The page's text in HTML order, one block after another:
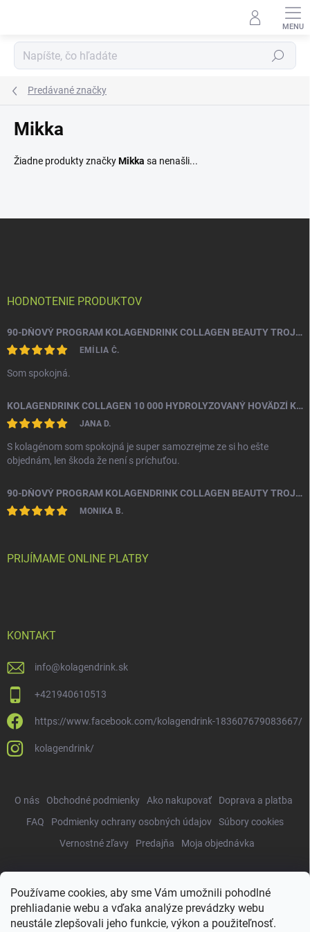
Používame cookies, aby sme Vám umožnili pohodlné
prehliadanie webu a vďaka analýze prevádzky webu
neustále zlepšovali jeho funkcie, výkon a použiteľnosť.
Hľadať
Predávané značky
Mikka
Žiadne produkty značkyMikka sa nenašli...
HODNOTENIE PRODUKTOV
90-DŇOVÝ PROGRAM KOLAGENDRINK COLLAGEN BEAUTY TROJZLOŽKOVÝ (TYP 1, 2 & 3) RYBÍ HYDROLYZOVANÝ KOLAGÉN 3 X 330 G
EMÍLIA Č.
Som spokojná.
KOLAGENDRINK COLLAGEN 10 000 HYDROLYZOVANÝ HOVÄDZÍ KOLAGÉN 300 G
JANA D.
S kolagénom som spokojná je super samozrejme ze si ho ešte
objednám, len škoda že není s príchuťou.
90-DŇOVÝ PROGRAM KOLAGENDRINK COLLAGEN BEAUTY TROJZLOŽKOVÝ (TYP 1, 2 & 3) RYBÍ HYDROLYZOVANÝ KOLAGÉN 3 X 330 G
MONIKA B.
PRIJÍMAME ONLINE PLATBY
KONTAKT
info@kolagendrink.sk
+421940610513
https://www.facebook.com/kolagendrink-183607679083667/
kolagendrink/
O nás Obchodné podmienky Ako nakupovať
Doprava a platba
FAQ
Podmienky ochrany osobných údajov
Súbory cookies
Vernostné zľavy
Predajňa Moja objednávka
Vytvoril Shoptet
Copyright 2026KolagenDrink.sk . Všetky práva vyhradené.Upraviť
nastavenie cookies